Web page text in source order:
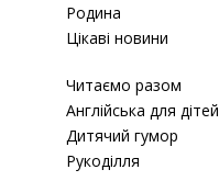
Родина
Цікаві новини
Читаємо разом
Англійська для дітей
Дитячий гумор
Рукоділля